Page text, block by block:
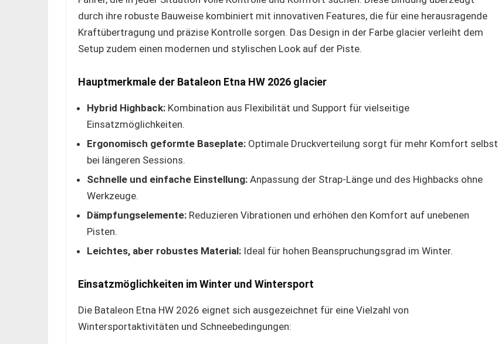
durch ihre robuste Bauweise kombiniert mit innovativen Features, die für eine herausragende
Kraftübertragung und präzise Kontrolle sorgen. Das Design in der Farbe glacier verleiht dem
Setup zudem einen modernen und stylischen Look auf der Piste.
Hauptmerkmale der Bataleon Etna HW 2026 glacier
Hybrid Highback: Kombination aus Flexibilität und Support für vielseitige
Einsatzmöglichkeiten.
Ergonomisch geformte Baseplate: Optimale Druckverteilung sorgt für mehr Komfort selbst
bei längeren Sessions.
Schnelle und einfache Einstellung: Anpassung der Strap-Länge und des Highbacks ohne
Werkzeuge.
Dämpfungselemente: Reduzieren Vibrationen und erhöhen den Komfort auf unebenen
Pisten.
Leichtes, aber robustes Material: Ideal für hohen Beanspruchungsgrad im Winter.
Einsatzmöglichkeiten im Winter und Wintersport
Die Bataleon Etna HW 2026 eignet sich ausgezeichnet für eine Vielzahl von
Wintersportaktivitäten und Schneebedingungen: